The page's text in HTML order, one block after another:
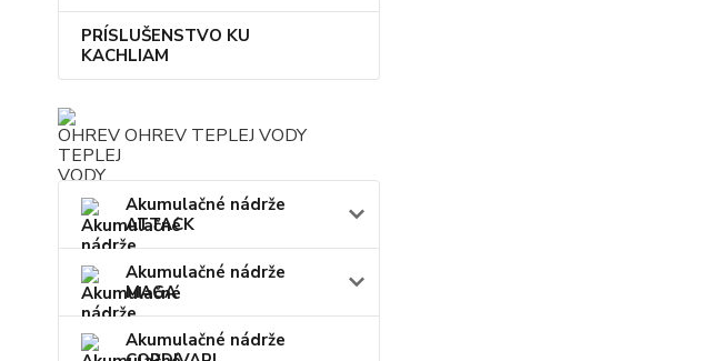
PRÍSLUŠENSTVO KU
KACHLIAM
OHREV TEPLEJ VODY
Akumulačné nádrže
ATTACK
Akumulačné nádrže
MAGA
Akumulačné nádrže